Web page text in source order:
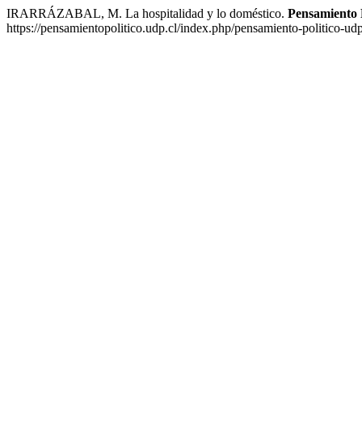
IRARRÁZABAL, M. La hospitalidad y lo doméstico. Pensamiento
https://pensamientopolitico.udp.cl/index.php/pensamiento-politico-